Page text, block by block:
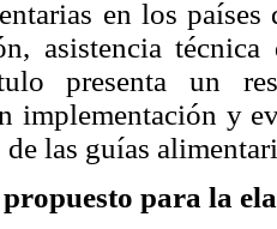
en los
asistencia
presenta un
implementación y
las guías
para la